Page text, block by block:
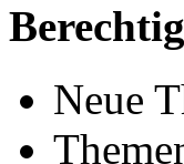
Neue